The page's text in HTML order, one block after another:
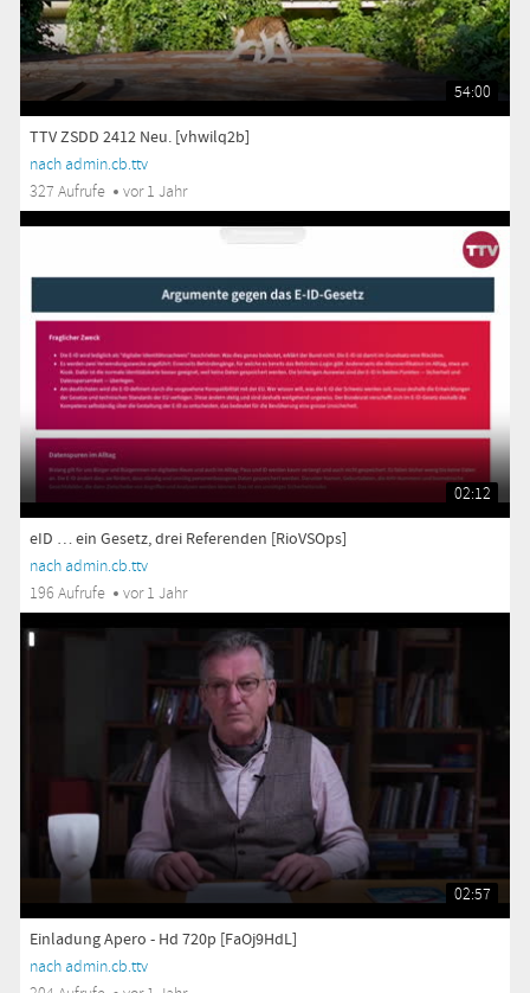
54:00
TTV ZSDD 2412 Neu. [vhwilq2b]
nach admin.cb.ttv
327 Aufrufe
vor 1 Jahr
02:12
eID … ein Gesetz, drei Referenden [RioVSOps]
nach admin.cb.ttv
196 Aufrufe
vor 1 Jahr
02:57
Einladung Apero - Hd 720p [FaOj9HdL]
nach admin.cb.ttv